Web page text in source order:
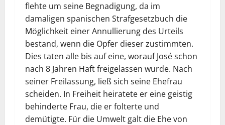
flehte um seine Begnadigung, da im
damaligen spanischen Strafgesetzbuch die
Möglichkeit einer Annullierung des Urteils
bestand, wenn die Opfer dieser zustimmten.
Dies taten alle bis auf eine, worauf José schon
nach 8 Jahren Haft freigelassen wurde. Nach
seiner Freilassung, ließ sich seine Ehefrau
scheiden. In Freiheit heiratete er eine geistig
behinderte Frau, die er folterte und
demütigte. Für die Umwelt galt die Ehe von